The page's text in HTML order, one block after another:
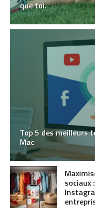
que toi.
Top 5 des meilleurs
Mac
sociaux